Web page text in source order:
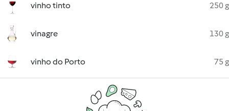
vinho tinto 250 g
vinagre 130 g
vinho do Porto 75 g